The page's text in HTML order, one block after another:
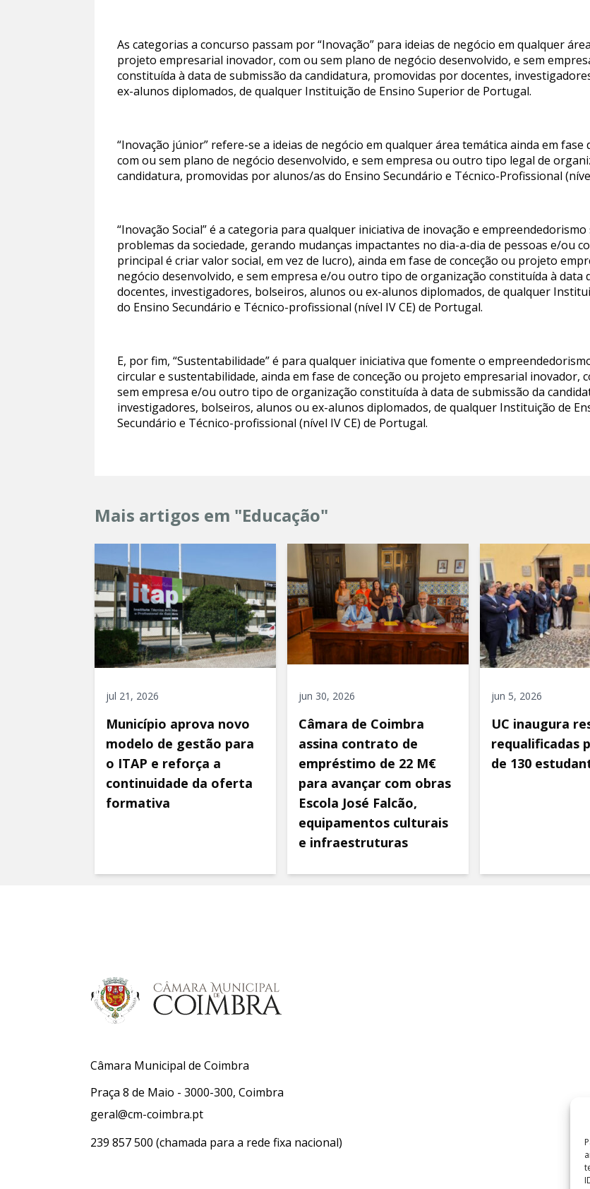
As categorias a concurso passam por “Inovação” para ideias de negócio em qualquer
projeto empresarial inovador, com ou sem plano de negócio desenvolvido, e sem
constituída à data de submissão da candidatura, promovidas por docentes,
ex-alunos diplomados, de qualquer Instituição de Ensino Superior de Portugal.
“Inovação júnior” refere-se a ideias de negócio em qualquer área temática ainda em
com ou sem plano de negócio desenvolvido, e sem empresa ou outro tipo legal de
candidatura, promovidas por alunos/as do Ensino Secundário e Técnico-Profissional
“Inovação Social” é a categoria para qualquer iniciativa de inovação e
problemas da sociedade, gerando mudanças impactantes no dia-a-dia de pessoas e/ou
principal é criar valor social, em vez de lucro), ainda em fase de conceção ou projeto
negócio desenvolvido, e sem empresa e/ou outro tipo de organização constituída à
docentes, investigadores, bolseiros, alunos ou ex-alunos diplomados, de qualquer
do Ensino Secundário e Técnico-profissional (nível IV CE) de Portugal.
E, por fim, “Sustentabilidade” é para qualquer iniciativa que fomente o
circular e sustentabilidade, ainda em fase de conceção ou projeto empresarial inovador,
sem empresa e/ou outro tipo de organização constituída à data de submissão da
investigadores, bolseiros, alunos ou ex-alunos diplomados, de qualquer Instituição de
Secundário e Técnico-profissional (nível IV CE) de Portugal.
Mais artigos em "Educação"
jul 21, 2026
Município aprova novo
modelo de gestão para
o ITAP e reforça a
continuidade da oferta
formativa
jun 30, 2026
Câmara de Coimbra
assina contrato de
empréstimo de 22 M€
para avançar com obras
Escola José Falcão,
equipamentos culturais
e infraestruturas
jun 5, 2026
UC inaugura
requalificadas
de 130
Câmara Municipal de Coimbra
Praça 8 de Maio - 3000-300, Coimbra
geral@cm-coimbra.pt
239 857 500 (chamada para a rede fixa nacional)